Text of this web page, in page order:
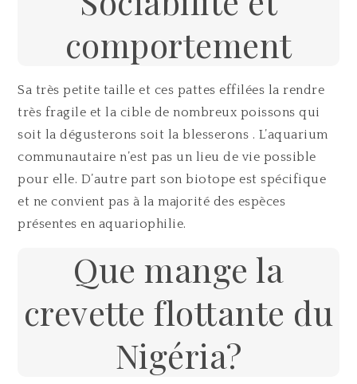
comportement
Sa très petite taille et ces pattes effilées la rendre
très fragile et la cible de nombreux poissons qui
soit la dégusterons soit la blesserons . L’aquarium
communautaire n’est pas un lieu de vie possible
pour elle. D’autre part son biotope est spécifique
et ne convient pas à la majorité des espèces
présentes en aquariophilie.
Que mange la
crevette flottante du
Nigéria?